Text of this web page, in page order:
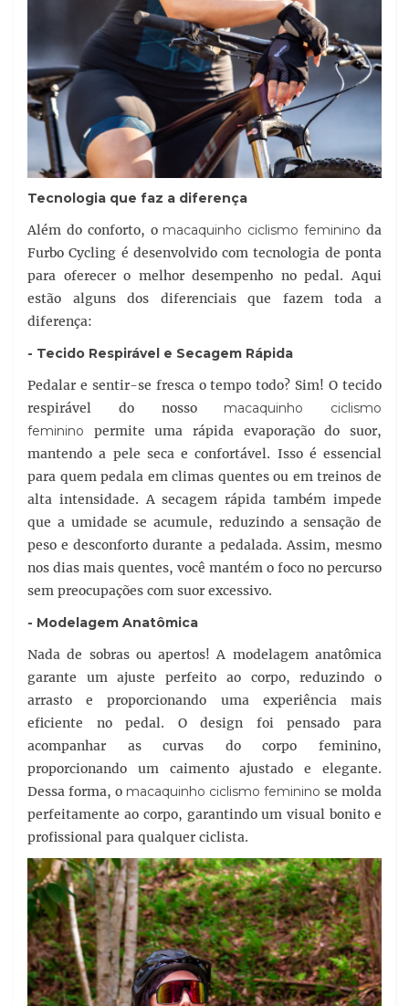
Tecnologia que faz a diferença
Além do conforto, o macaquinho ciclismo feminino da
Furbo Cycling é desenvolvido com tecnologia de ponta
para oferecer o melhor desempenho no pedal. Aqui
estão alguns dos diferenciais que fazem toda a
diferença:
- Tecido Respirável e Secagem Rápida
Pedalar e sentir-se fresca o tempo todo? Sim! O tecido
respirável do nosso macaquinho ciclismo
feminino permite uma rápida evaporação do suor,
mantendo a pele seca e confortável. Isso é essencial
para quem pedala em climas quentes ou em treinos de
alta intensidade. A secagem rápida também impede
que a umidade se acumule, reduzindo a sensação de
peso e desconforto durante a pedalada. Assim, mesmo
nos dias mais quentes, você mantém o foco no percurso
sem preocupações com suor excessivo.
- Modelagem Anatômica
Nada de sobras ou apertos! A modelagem anatômica
garante um ajuste perfeito ao corpo, reduzindo o
arrasto e proporcionando uma experiência mais
eficiente no pedal. O design foi pensado para
acompanhar as curvas do corpo feminino,
proporcionando um caimento ajustado e elegante.
Dessa forma, o macaquinho ciclismo feminino se molda
perfeitamente ao corpo, garantindo um visual bonito e
profissional para qualquer ciclista.